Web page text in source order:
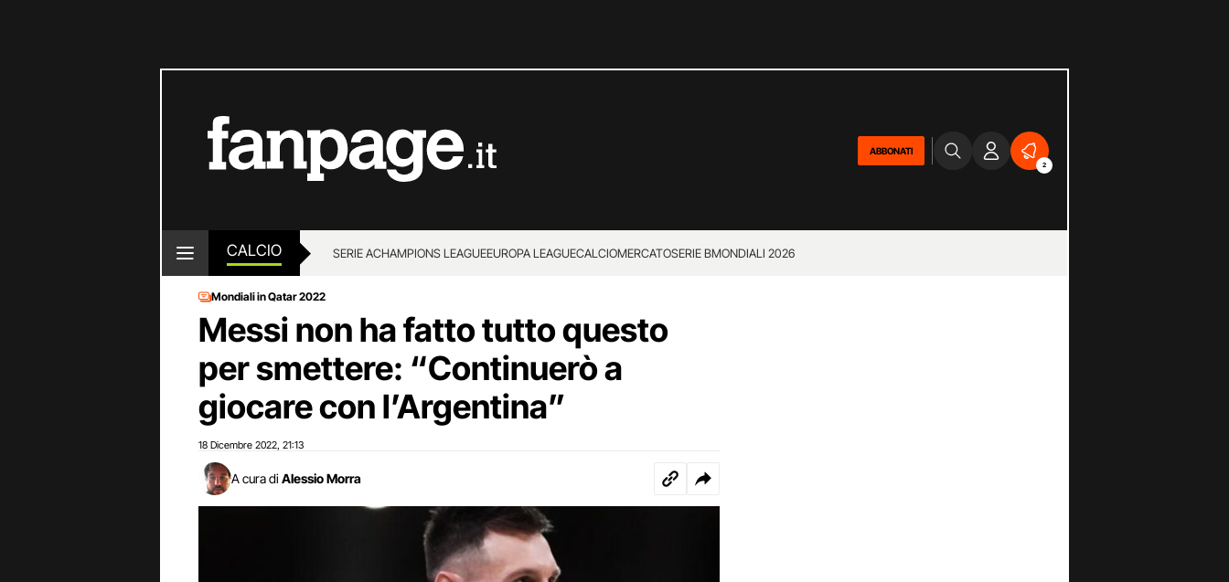
ABBONATI
2
CALCIO SERIE ACHAMPIONS LEAGUEEUROPA LEAGUECALCIOMERCATOSERIE BMONDIALI 2026
Mondiali in Qatar 2022
Messi non ha fatto tutto questo
per smettere: “Continuerò a
giocare con l’Argentina”
18 Dicembre 2022 21:13
A cura di Alessio Morra